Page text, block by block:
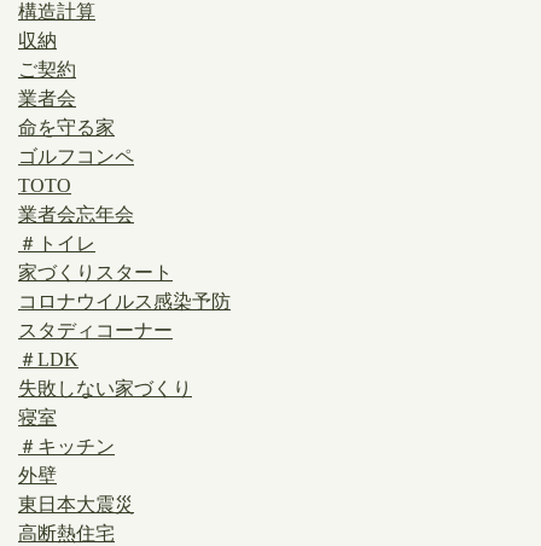
構造計算
収納
ご契約
業者会
命を守る家
ゴルフコンペ
TOTO
業者会忘年会
＃トイレ
家づくりスタート
コロナウイルス感染予防
スタディコーナー
＃LDK
失敗しない家づくり
寝室
＃キッチン
外壁
東日本大震災
高断熱住宅